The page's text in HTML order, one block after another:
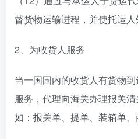
督货物运输进程，并使托运人
2、为收货人服务
当一国国内的收货人有货物
服务，代理向海关办理报关
如：报关单、提单、装箱单、